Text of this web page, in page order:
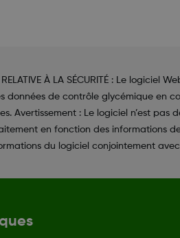
RELATIVE À LA SÉCURITÉ : Le
données de contrôle glycémique en
Avertissement : Le logiciel n’est
en fonction des informations
du logiciel conjointement